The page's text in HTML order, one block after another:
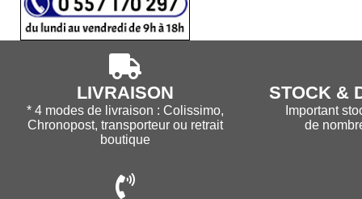
LIVRAISON
* 4 modes de livraison : Colissimo,
Chronopost, transporteur ou retrait
boutique
STOCK &
Important
de